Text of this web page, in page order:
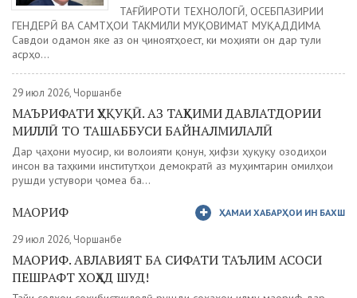
ТАҒЙИРОТИ ТЕХНОЛОГӢ, ОСЕБПАЗИРИИ
ГЕНДЕРӢ ВА САМТҲОИ ТАКМИЛИ МУҚОВИМАТ МУҚАДДИМА
Савдои одамон яке аз он ҷиноятҳоест, ки моҳияти он дар тули
асрҳо...
29 июл 2026, Чоршанбе
МАЪРИФАТИ ҲУҚУҚӢ. АЗ ТАҲКИМИ ДАВЛАТДОРИИ
МИЛЛӢ ТО ТАШАББУСИ БАЙНАЛМИЛАЛӢ
Дар ҷаҳони муосир, ки волоияти қонун, ҳифзи ҳуқуқу озодиҳои
инсон ва таҳкими институтҳои демократӣ аз муҳимтарин омилҳои
рушди устувори ҷомеа ба...
МАОРИФ ҲАМАИ ХАБАРҲОИ ИН БАХШ
29 июл 2026, Чоршанбе
МАОРИФ. АВЛАВИЯТ БА СИФАТИ ТАЪЛИМ АСОСИ
ПЕШРАФТ ХОҲАД ШУД!